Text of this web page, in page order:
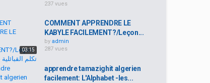
237 vues
03:15
COMMENT APPRENDRE LE
KABYLE FACILEMENT?/Leçon...
by admin
287 vues
apprendre tamazighit algerien
facilement: L'Alphabet -les...